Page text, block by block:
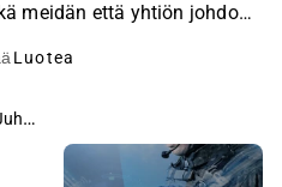
meidän että yhtiön johdon
Luotea
Juha Kinnunen